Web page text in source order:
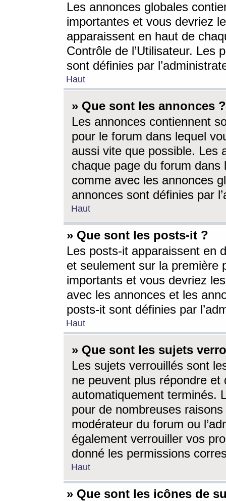
Les annonces globales
importantes et vous devriez
apparaissent en haut de
Contrôle de l’Utilisateur. Les
sont définies par
Haut
» Que sont les annonces ?
Les annonces contiennent
pour le forum dans lequel
aussi vite que possible. Les
chaque page du forum dans
comme avec les annonces
annonces sont définies par
Haut
» Que sont les posts-it ?
Les posts-it apparaissent en
et seulement sur la première
importants et vous devriez
avec les annonces et les
posts-it sont définies par
Haut
» Que sont les sujets
Les sujets verrouillés sont
ne peuvent plus répondre
automatiquement terminés.
pour de nombreuses
modérateur du forum ou
également verrouiller vos
donné les permissions
Haut
» Que sont les icônes de